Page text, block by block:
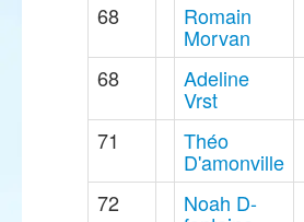
68 Romain
Morvan
68 Adeline
Vrst
71 Théo
D'amonville
72 Noah D-